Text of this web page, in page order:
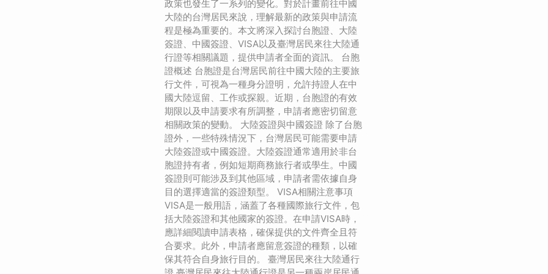
政策也發生了一系列的變化。對於計畫前往中國
大陸的台灣居民來說，理解最新的政策與申請流
程是極為重要的。本文將深入探討台胞證、大陸
簽證、中國簽證、VISA以及臺灣居民來往大陸通
行證等相關議題，提供申請者全面的資訊。 台胞
證概述 台胞證是台灣居民前往中國大陸的主要旅
行文件，可視為一種身分證明，允許持證人在中
國大陸逗留、工作或探親。近期，台胞證的有效
期限以及申請要求有所調整，申請者應密切留意
相關政策的變動。 大陸簽證與中國簽證 除了台胞
證外，一些特殊情況下，台灣居民可能需要申請
大陸簽證或中國簽證。大陸簽證通常適用於非台
胞證持有者，例如短期商務旅行者或學生。中國
簽證則可能涉及到其他區域，申請者需依據自身
目的選擇適當的簽證類型。 VISA相關注意事項
VISA是一般用語，涵蓋了各種國際旅行文件，包
括大陸簽證和其他國家的簽證。在申請VISA時，
應詳細閱讀申請表格，確保提供的文件齊全且符
合要求。此外，申請者應留意簽證的種類，以確
保其符合自身旅行目的。 臺灣居民來往大陸通行